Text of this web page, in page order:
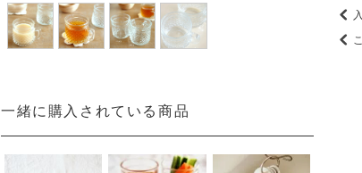
一緒に購入されている商品